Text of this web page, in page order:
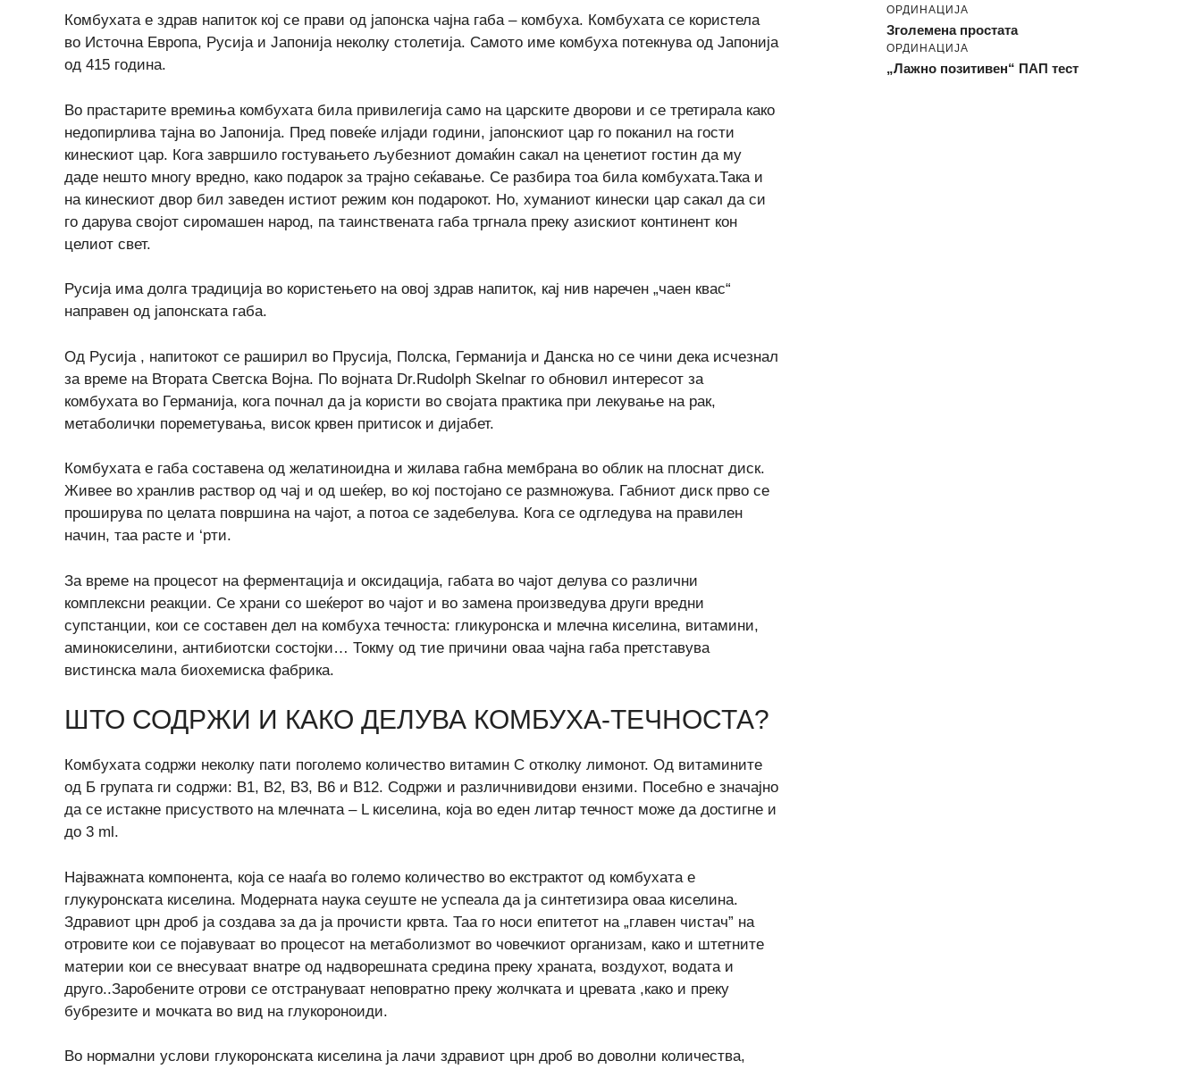
Комбухата е здрав напиток кој се прави од јапонска чајна габа – комбуха. Комбухата се користела
во Источна Европа, Русија и Јапонија неколку столетија. Самото име комбуха потекнува од Јапонија
од 415 година.
Во прастарите времиња комбухата била привилегија само на царските дворови и се третирала како
недопирлива тајна во Јапонија. Пред повеќе илјади години, јапонскиот цар го поканил на гости
кинескиот цар. Кога завршило гостувањето љубезниот домаќин сакал на ценетиот гостин да му
даде нешто многу вредно, како подарок за трајно сеќавање. Се разбира тоа била комбухата.Така и
на кинескиот двор бил заведен истиот режим кон подарокот. Но, хуманиот кинески цар сакал да си
го дарува својот сиромашен народ, па таинствената габа тргнала преку азискиот континент кон
целиот свет.
Русија има долга традиција во користењето на овој здрав напиток, кај нив наречен „чаен квас“
направен од јапонската габа.
Од Русија , напитокот се раширил во Прусија, Полска, Германија и Данска но се чини дека исчезнал
за време на Втората Светска Војна. По војната Dr.Rudolph Skelnar го обновил интересот за
комбухата во Германија, кога почнал да ја користи во својата практика при лекување на рак,
метаболички пореметувања, висок крвен притисок и дијабет.
Комбухата е габа составена од желатиноидна и жилава габна мембрана во облик на плоснат диск.
Живее во хранлив раствор од чај и од шеќер, во кој постојано се размножува. Габниот диск прво се
проширува по целата површина на чајот, а потоа се задебелува. Кога се одгледува на правилен
начин, таа расте и ‘рти.
За време на процесот на ферментација и оксидација, габата во чајот делува со различни
комплексни реакции. Се храни со шеќерот во чајот и во замена произведува други вредни
супстанции, кои се составен дел на комбуха течноста: гликуронска и млечна киселина, витамини,
аминокиселини, антибиотски состојки… Токму од тие причини оваа чајна габа претставува
вистинска мала биохемиска фабрика.
ШТО СОДРЖИ И КАКО ДЕЛУВА КОМБУХА-ТЕЧНОСТА?
Комбухата содржи неколку пати поголемо количество витамин C отколку лимонот. Од витамините
од Б групата ги содржи: B1, B2, B3, B6 и B12. Содржи и различнивидови ензими. Посебно е значајно
да се истакне присуството на млечната – L киселина, која во еден литар течност може да достигне и
до 3 ml.
Најважната компонента, која се нааѓа во големо количество во екстрактот од комбухата е
глукуронската киселина. Модерната наука сеуште не успеала да ја синтетизира оваа киселина.
Здравиот црн дроб ја создава за да ја прочисти крвта. Таа го носи епитетот на „главен чистач” на
отровите кои се појавуваат во процесот на метаболизмот во човечкиот организам, како и штетните
материи кои се внесуваат внатре од надворешната средина преку храната, воздухот, водата и
друго..Заробените отрови се отстрануваат неповратно преку жолчката и цревата ,како и преку
бубрезите и мочката во вид на глукороноиди.
Во нормални услови глукоронската киселина ја лачи здравиот црн дроб во доволни количества,
ОРДИНАЦИЈА
Зголемена простата
ОРДИНАЦИЈА
„Лажно позитивен“ ПАП тест